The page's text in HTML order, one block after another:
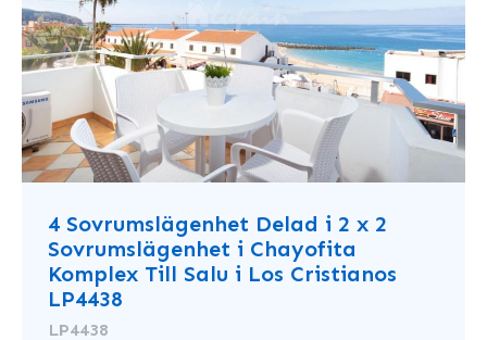
4 Sovrumslägenhet Delad i 2 x 2
Sovrumslägenhet i Chayofita
Komplex Till Salu i Los Cristianos
LP4438
LP4438